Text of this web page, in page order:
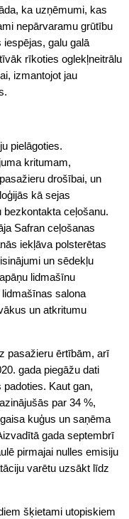
ka uzņēmumi, kas
nepārvaramu grūtību
iespējas, galu galā
rīkoties oglekļneitrālu
izmantojot jau
pielāgoties.
kritumam,
drošībai, un
kā sejas
ceļošanu.
Safran ceļošanas
iekļāva polsterētas
un sēdekļu
lidmašīnu
salona
un atkritumu
pasažieru ērtībām, arī
gada piegāžu dati
Kaut gan,
par 34 %,
kuģus un saņēma
gada septembrī
pirmajai nulles emisiju
varētu uzsākt līdz
šķietami utopiskiem